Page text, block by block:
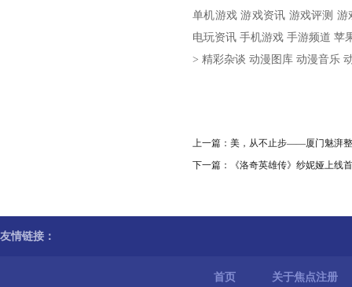
单机游戏 游戏资讯 游戏评测
电玩资讯 手机游戏 手游频道 苹
> 精彩杂谈 动漫图库 动漫音乐
上一篇： 美，从不止步——厦门魅湃
下一篇：
《洛奇英雄传》纱妮娅上线
友情链接：
首页 关于焦点注册